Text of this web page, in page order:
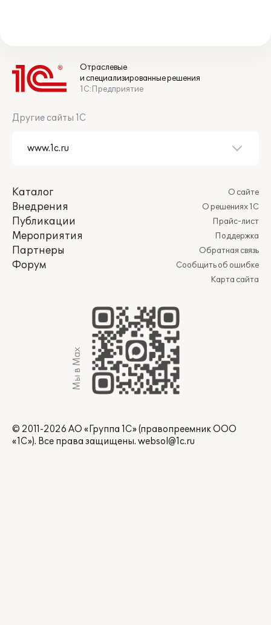
Отраслевые
и специализированные решения
1С:Предприятие
Другие сайты 1С
Каталог
Внедрения
Публикации
Мероприятия
Партнеры
Форум
О сайте
О решениях 1С
Прайс-лист
Поддержка
Обратная связь
Сообщить об ошибке
Карта сайта
Мы в Max
© 2011-2026 АО «Группа 1С» (правопреемник ООО
«1С»). Все права защищены. websol@1c.ru